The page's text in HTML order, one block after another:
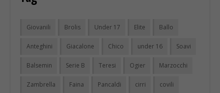
Giovanili Brolis Under 17 Elite Ballo
Anteghini Giacalone Chico under 16 Soavi
Balsemin Serie B Teresi Ogier Marzocchi
Zambrella Faina Pancaldi cirri covili